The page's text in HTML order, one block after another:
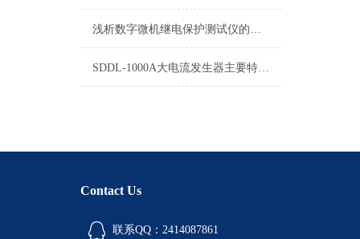
浅析数字微机继电保护测试仪的工作原理
SDDL-1000A大电流发生器主要特点主要技术参数
Contact Us
联系QQ：2414087861